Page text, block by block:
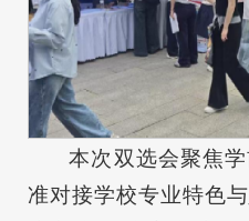
本次双选会聚焦
准对接学校专业特色